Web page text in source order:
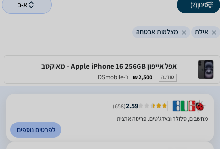
סינון(2) א-ב
אילת מצלמות אבטחה
אפל אייפון Apple iPhone 16 256GB - מאוקטב
מודעה 2,500 ₪ ב-DSmobile
2.59
(658)
מחשבים, סלולר וגאדג'טים. פריסה ארצית
לפרטים נוספים